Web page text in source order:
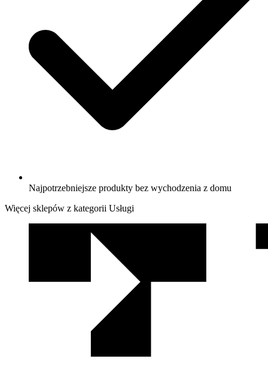
Najpotrzebniejsze produkty bez wychodzenia z domu
Więcej sklepów z kategorii Usługi